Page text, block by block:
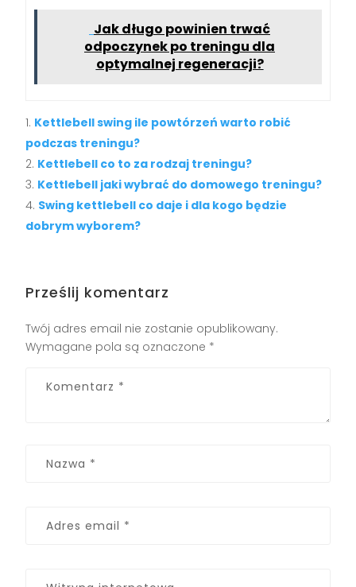
Jak długo powinien trwać
odpoczynek po treningu dla
optymalnej regeneracji?
Kettlebell swing ile powtórzeń warto robić
podczas treningu?
Kettlebell co to za rodzaj treningu?
Kettlebell jaki wybrać do domowego treningu?
Swing kettlebell co daje i dla kogo będzie
dobrym wyborem?
Prześlij komentarz
Twój adres email nie zostanie opublikowany.
Wymagane pola są oznaczone *